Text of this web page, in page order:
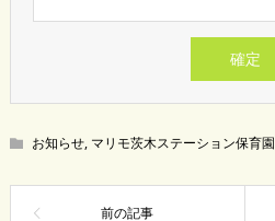
お知らせ, マリモ茨木ステーション保育園